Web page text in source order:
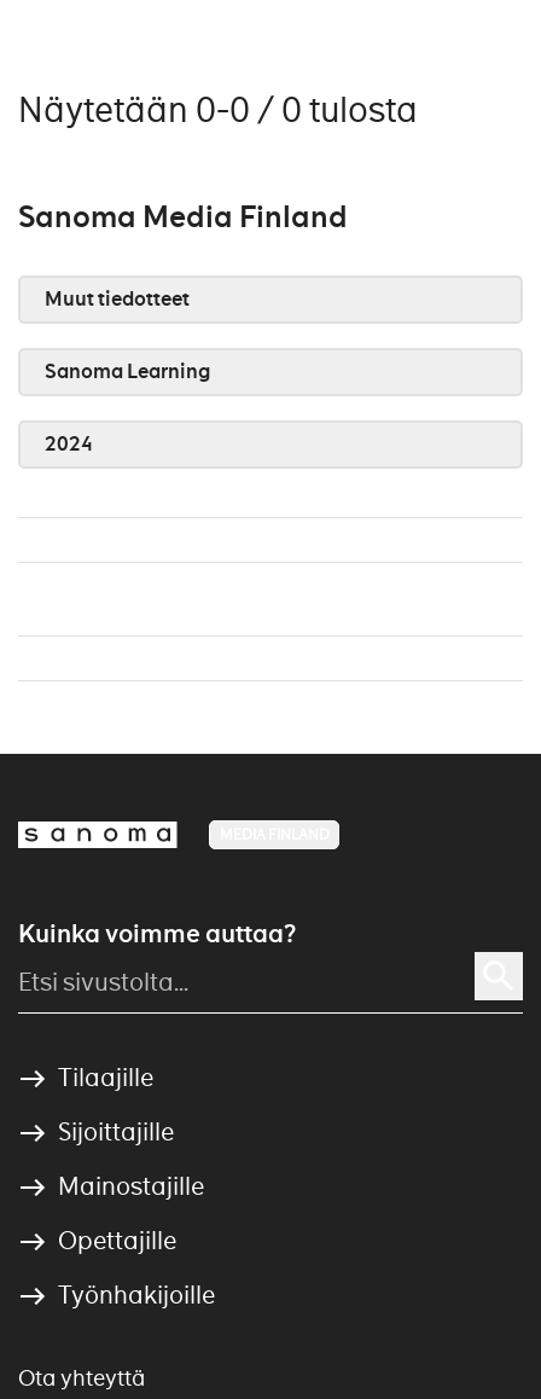
Näytetään 0-0 / 0 tulosta
Sanoma Media Finland
Muut tiedotteet
Sanoma Learning
2024
Kuinka voimme auttaa?
Tilaajille
Sijoittajille
Mainostajille
Opettajille
Työnhakijoille
Ota yhteyttä